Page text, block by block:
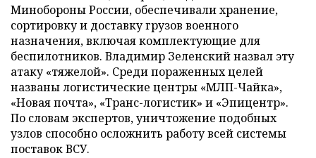
Минобороны России, обеспечивали хранение,
сортировку и доставку грузов военного
назначения, включая комплектующие для
беспилотников. Владимир Зеленский назвал эту
атаку «тяжелой». Среди пораженных целей
названы логистические центры «МЛП-Чайка»,
«Новая почта», «Транс-логистик» и «Эпицентр».
По словам экспертов, уничтожение подобных
узлов способно осложнить работу всей системы
поставок ВСУ.